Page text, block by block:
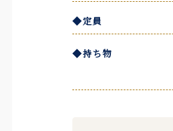
◆定員
◆持ち物